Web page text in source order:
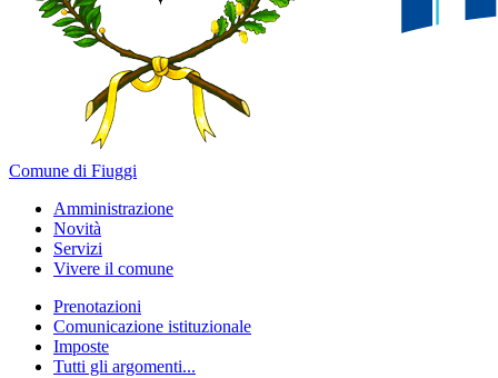
Comune di Fiuggi
Amministrazione
Novità
Servizi
Vivere il comune
Prenotazioni
Comunicazione istituzionale
Imposte
Tutti gli argomenti...